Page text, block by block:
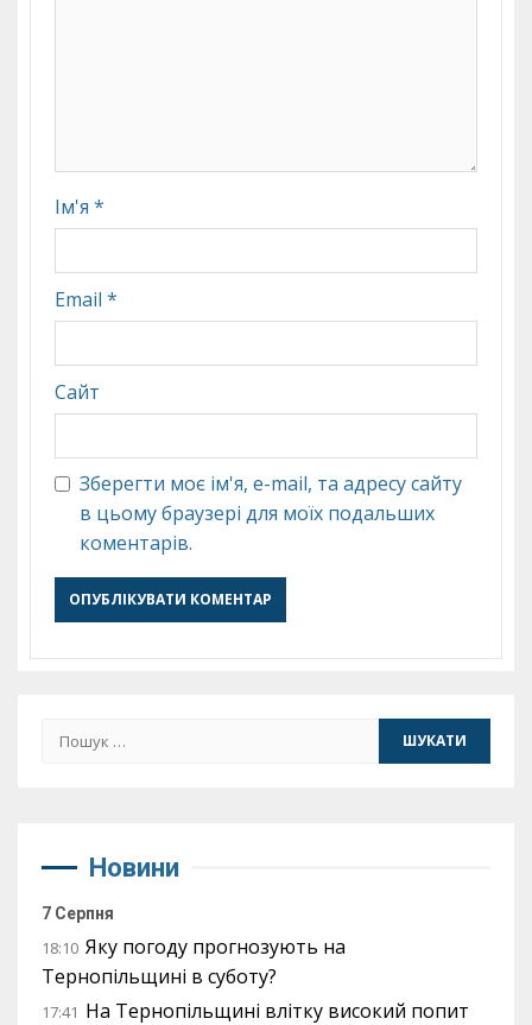
Ім'я *
Email *
Сайт
Зберегти моє ім'я, e-mail, та адресу сайту
в цьому браузері для моїх подальших
коментарів.
Пошук:
Новини
7 Серпня
18:10 Яку погоду прогнозують на
Тернопільщині в суботу?
17:41 На Тернопільщині влітку високий попит